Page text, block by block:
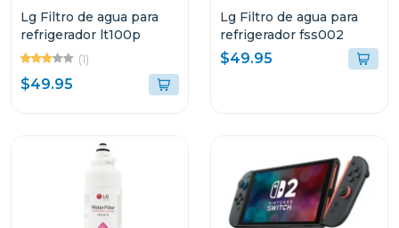
Lg Filtro de agua para
refrigerador lt100p
(1)
$49.95
Lg Filtro de agua para
refrigerador fss002
$49.95